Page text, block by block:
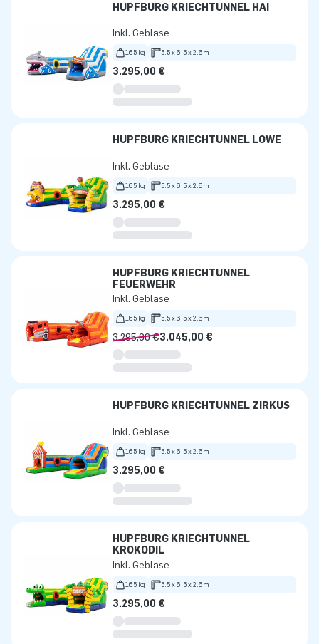
HÜPFBURG KRIECHTUNNEL HAI
Inkl. Gebläse
165 kg 5.5 x 6.5 x 2.6m
3.295,00 €
HÜPFBURG KRIECHTUNNEL LÖWE
Inkl. Gebläse
165 kg 5.5 x 6.5 x 2.6m
3.295,00 €
HÜPFBURG KRIECHTUNNEL
FEUERWEHR
Inkl. Gebläse
165 kg 5.5 x 6.5 x 2.6m
3.295,00 €3.045,00 €
HÜPFBURG KRIECHTUNNEL ZIRKUS
Inkl. Gebläse
165 kg 5.5 x 6.5 x 2.6m
3.295,00 €
HÜPFBURG KRIECHTUNNEL
KROKODIL
Inkl. Gebläse
165 kg 5.5 x 6.5 x 2.6m
3.295,00 €